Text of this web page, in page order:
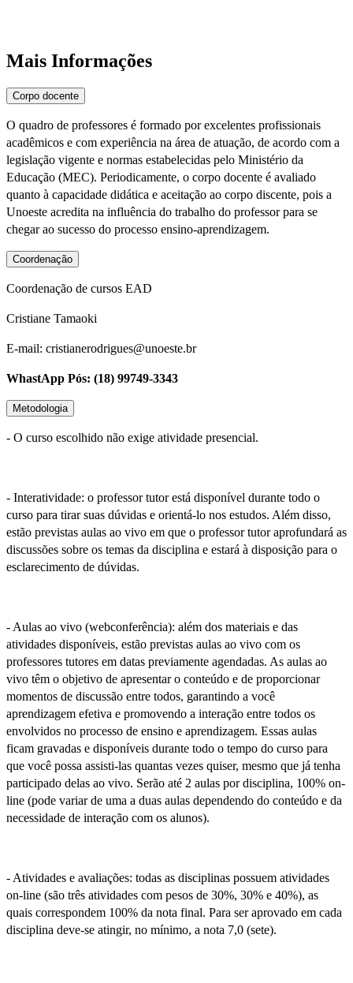
Mais Informações
Corpo docente
O quadro de professores é formado por excelentes profissionais
acadêmicos e com experiência na área de atuação, de acordo com a
legislação vigente e normas estabelecidas pelo Ministério da
Educação (MEC). Periodicamente, o corpo docente é avaliado
quanto à capacidade didática e aceitação ao corpo discente, pois a
Unoeste acredita na influência do trabalho do professor para se
chegar ao sucesso do processo ensino-aprendizagem.
Coordenação
Coordenação de cursos EAD
Cristiane Tamaoki
E-mail: cristianerodrigues@unoeste.br
WhastApp Pós: (18) 99749-3343
Metodologia
- O curso escolhido não exige atividade presencial.
- Interatividade: o professor tutor está disponível durante todo o
curso para tirar suas dúvidas e orientá-lo nos estudos. Além disso,
estão previstas aulas ao vivo em que o professor tutor aprofundará as
discussões sobre os temas da disciplina e estará à disposição para o
esclarecimento de dúvidas.
- Aulas ao vivo (webconferência): além dos materiais e das
atividades disponíveis, estão previstas aulas ao vivo com os
professores tutores em datas previamente agendadas. As aulas ao
vivo têm o objetivo de apresentar o conteúdo e de proporcionar
momentos de discussão entre todos, garantindo a você
aprendizagem efetiva e promovendo a interação entre todos os
envolvidos no processo de ensino e aprendizagem. Essas aulas
ficam gravadas e disponíveis durante todo o tempo do curso para
que você possa assisti-las quantas vezes quiser, mesmo que já tenha
participado delas ao vivo. Serão até 2 aulas por disciplina, 100% on-
line (pode variar de uma a duas aulas dependendo do conteúdo e da
necessidade de interação com os alunos).
- Atividades e avaliações: todas as disciplinas possuem atividades
on-line (são três atividades com pesos de 30%, 30% e 40%), as
quais correspondem 100% da nota final. Para ser aprovado em cada
disciplina deve-se atingir, no mínimo, a nota 7,0 (sete).